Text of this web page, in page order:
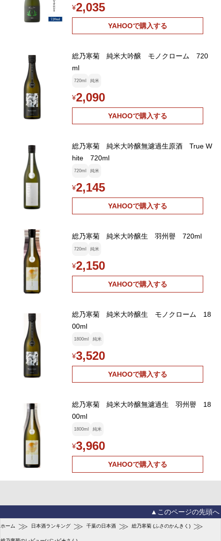
¥2,035
YAHOOで購入する
総乃寒菊 純米大吟醸 モノクローム 720
ml
720ml 純米
¥2,090
YAHOOで購入する
総乃寒菊 純米大吟醸無濾過生原酒 True W
hite 720ml
720ml 純米
¥2,145
YAHOOで購入する
総乃寒菊 純米大吟醸生 羽州譽 720ml
720ml 純米
¥2,150
YAHOOで購入する
総乃寒菊 純米大吟醸生 モノクローム 18
00ml
1800ml 純米
¥3,520
YAHOOで購入する
総乃寒菊 純米大吟醸無濾過生 羽州譽 18
00ml
1800ml 純米
¥3,960
YAHOOで購入する
▲このページの先頭へ
ホーム ≫ 日本酒ランキング ≫ 千葉の日本酒 ≫ 総乃寒菊 (ふさのかんきく) ≫